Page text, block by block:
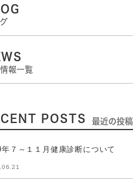
報一覧
POSTS 最近の投稿
年７～１１月健康診断について